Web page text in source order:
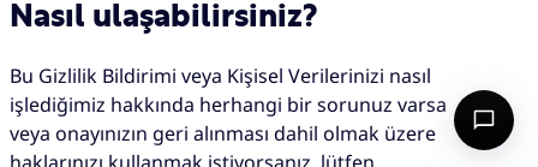
Nasıl ulaşabilirsiniz?
Bu Gizlilik Bildirimi veya Kişisel Verilerinizi nasıl
işlediğimiz hakkında herhangi bir sorunuz varsa
veya onayınızın geri alınması dahil olmak üzere
haklarınızı kullanmak istiyorsanız, lütfen